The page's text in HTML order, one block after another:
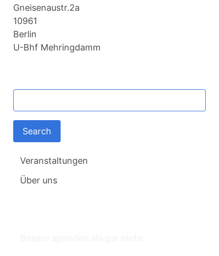
Gneisenaustr.2a
10961
Berlin
U-Bhf Mehringdamm
Veranstaltungen
Über uns